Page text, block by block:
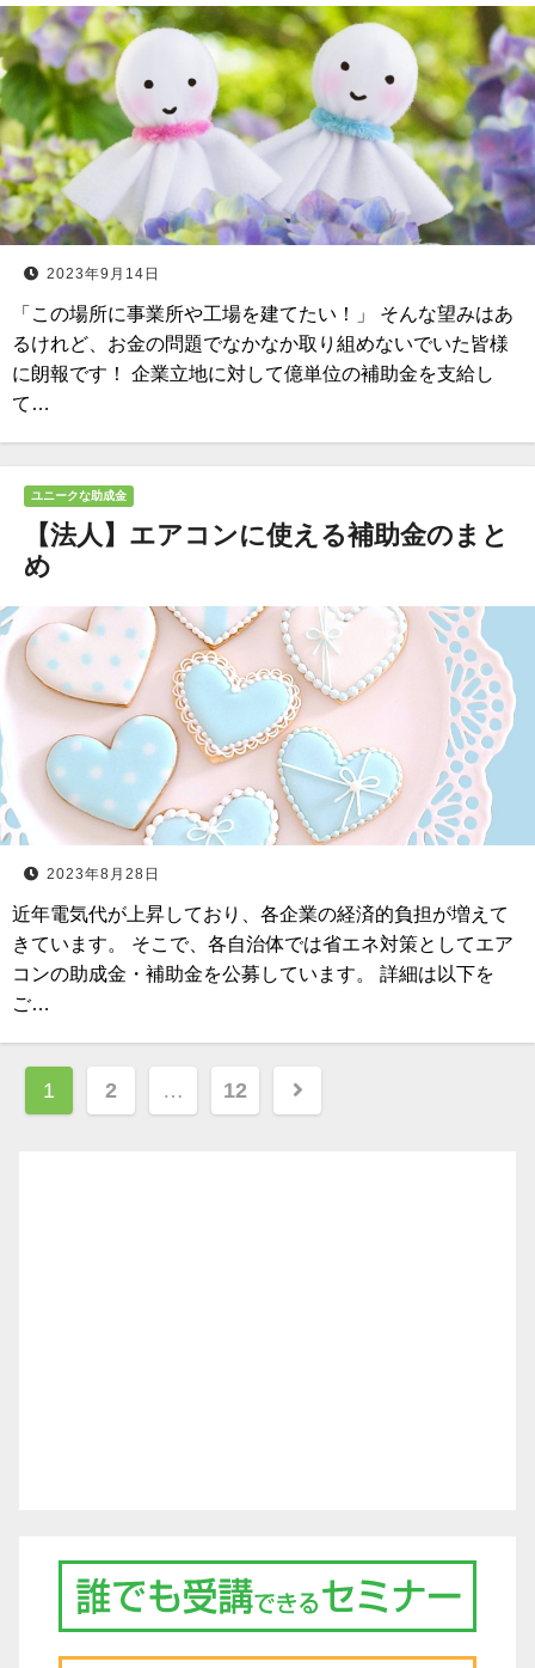
2023年9月14日
「この場所に事業所や工場を建てたい！」 そんな望みはあ
るけれど、お金の問題でなかなか取り組めないでいた皆様
に朗報です！ 企業立地に対して億単位の補助金を支給し
て…
ユニークな助成金
【法人】エアコンに使える補助金のまと
め
2023年8月28日
近年電気代が上昇しており、各企業の経済的負担が増えて
きています。 そこで、各自治体では省エネ対策としてエア
コンの助成金・補助金を公募しています。 詳細は以下を
ご…
投
稿
1 2 … 12